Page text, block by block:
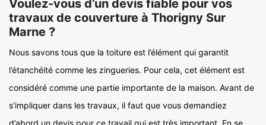
Voulez-vous d’un devis fiable pour vos
travaux de couverture à Thorigny Sur
Marne ?
Nous savons tous que la toiture est l’élément qui garantit
l’étanchéité comme les zingueries. Pour cela, cet élément est
considéré comme une partie importante de la maison. Avant de
s’impliquer dans les travaux, il faut que vous demandiez